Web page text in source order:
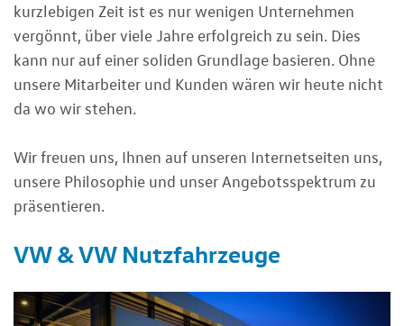
kurzlebigen Zeit ist es nur wenigen Unternehmen
vergönnt, über viele Jahre erfolgreich zu sein. Dies
kann nur auf einer soliden Grundlage basieren. Ohne
unsere Mitarbeiter und Kunden wären wir heute nicht
da wo wir stehen.
Wir freuen uns, Ihnen auf unseren Internetseiten uns,
unsere Philosophie und unser Angebotsspektrum zu
präsentieren.
VW & VW Nutzfahrzeuge